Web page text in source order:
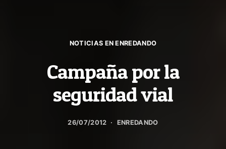
NOTICIAS EN ENREDANDO
Campaña por la
seguridad vial
26/07/2012 ENREDANDO